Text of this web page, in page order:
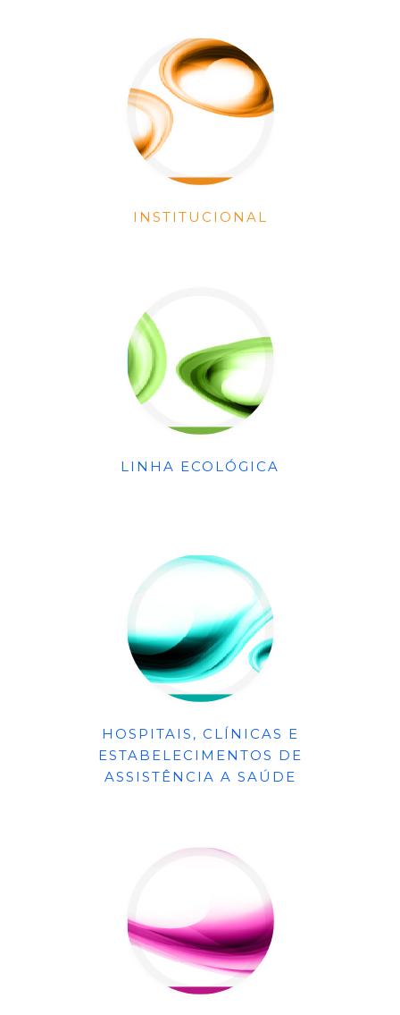
INSTITUCIONAL
LINHA ECOLÓGICA
HOSPITAIS, CLÍNICAS E
ESTABELECIMENTOS DE
ASSISTÊNCIA A SAÚDE